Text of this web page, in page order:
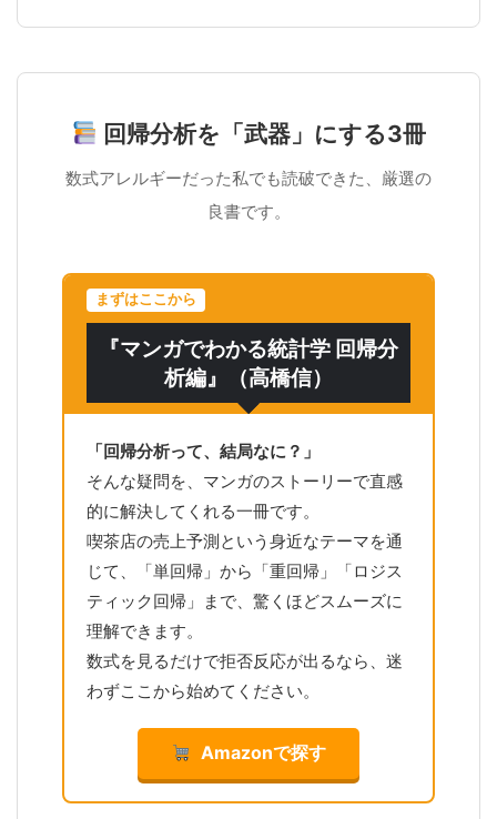
回帰分析を「武器」にする3冊
数式アレルギーだった私でも読破できた、厳選の
良書です。
まずはここから
『マンガでわかる統計学 回帰分
析編』（高橋信）
「回帰分析って、結局なに？」
そんな疑問を、マンガのストーリーで直感
的に解決してくれる一冊です。
喫茶店の売上予測という身近なテーマを通
じて、「単回帰」から「重回帰」「ロジス
ティック回帰」まで、驚くほどスムーズに
理解できます。
数式を見るだけで拒否反応が出るなら、迷
わずここから始めてください。
Amazonで探す